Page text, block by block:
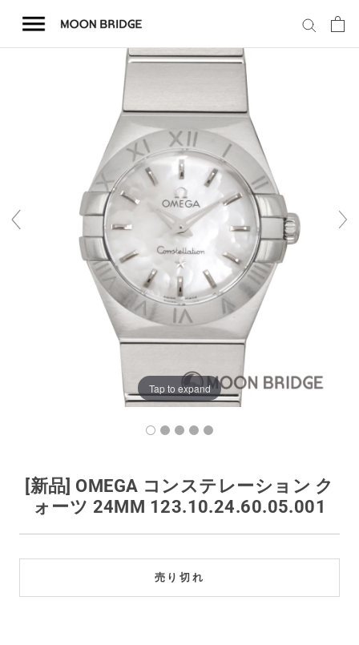
テ
会社概要
Tap to expand
[新品] OMEGA コンステレーション ク
ォーツ 24MM 123.10.24.60.05.00 1
売り切れ